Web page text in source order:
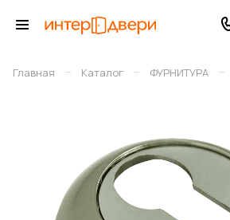
Главная – Каталог – ФУРНИТУРА –